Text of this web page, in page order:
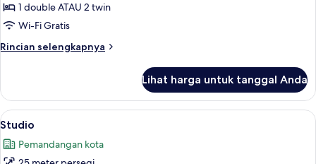
1 double ATAU 2 twin
Wi-Fi Gratis
Rincian selengkapnya
Rincian
Studio
Lihat harga untuk tanggal Anda
Lihat
semua
foto
Studio | Seprai premium, brankas,
6
Studio
Pemandangan kota